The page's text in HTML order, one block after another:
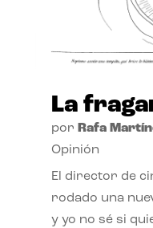
La
por Rafa
Opinión
El director de
rodado una
y yo no sé si